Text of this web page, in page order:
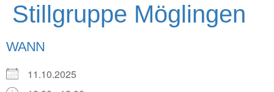
Stillgruppe Möglingen
WANN
11.10.2025